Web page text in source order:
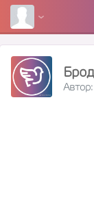
Автор: